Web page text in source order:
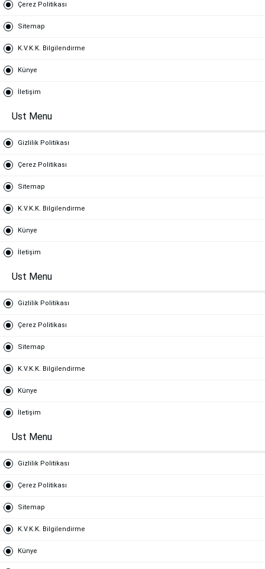
Çerez Politikası
Sitemap
K.V.K.K. Bilgilendirme
Künye
İletişim
Ust Menu
Gizlilik Politikası
Çerez Politikası
Sitemap
K.V.K.K. Bilgilendirme
Künye
İletişim
Ust Menu
Gizlilik Politikası
Çerez Politikası
Sitemap
K.V.K.K. Bilgilendirme
Künye
İletişim
Ust Menu
Gizlilik Politikası
Çerez Politikası
Sitemap
K.V.K.K. Bilgilendirme
Künye